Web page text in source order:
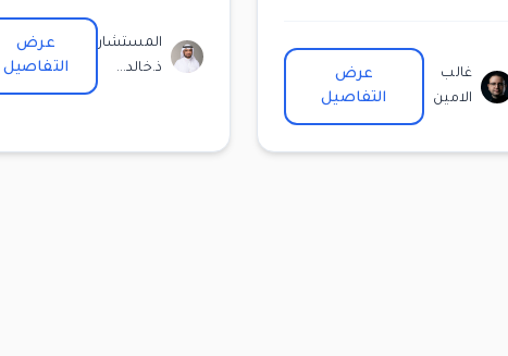
غالب
الامين
عرض
التفاصيل
المستشار
ذ.خالد...
عرض
التفاصيل